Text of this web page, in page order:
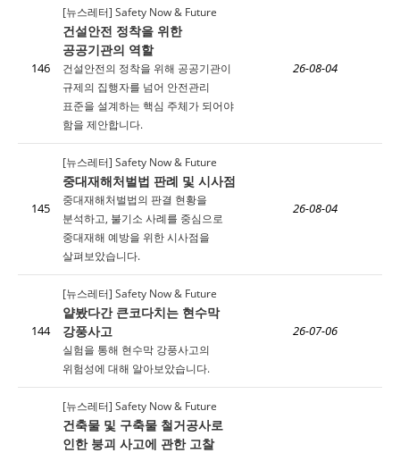
146
[뉴스레터] Safety Now & Future
건설안전 정착을 위한
공공기관의 역할
건설안전의 정착을 위해 공공기관이
규제의 집행자를 넘어 안전관리
표준을 설계하는 핵심 주체가 되어야
함을 제안합니다.
26-08-04
145
[뉴스레터] Safety Now & Future
중대재해처벌법 판례 및 시사점
중대재해처벌법의 판결 현황을
분석하고, 불기소 사례를 중심으로
중대재해 예방을 위한 시사점을
살펴보았습니다.
26-08-04
144
[뉴스레터] Safety Now & Future
얕봤다간 큰코다치는 현수막
강풍사고
실험을 통해 현수막 강풍사고의
위험성에 대해 알아보았습니다.
26-07-06
[뉴스레터] Safety Now & Future
건축물 및 구축물 철거공사로
인한 붕괴 사고에 관한 고찰